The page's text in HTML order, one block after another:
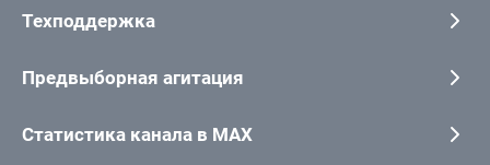
Техподдержка
Предвыборная агитация
Статистика канала в MAX